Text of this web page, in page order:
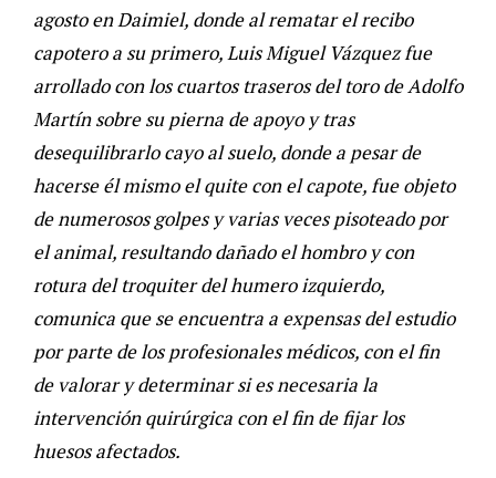
agosto en Daimiel, donde al rematar el recibo
capotero a su primero, Luis Miguel Vázquez fue
arrollado con los cuartos traseros del toro de Adolfo
Martín sobre su pierna de apoyo y tras
desequilibrarlo cayo al suelo, donde a pesar de
hacerse él mismo el quite con el capote, fue objeto
de numerosos golpes y varias veces pisoteado por
el animal, resultando dañado el hombro y con
rotura del troquiter del humero izquierdo,
comunica que se encuentra a expensas del estudio
por parte de los profesionales médicos, con el fin
de valorar y determinar si es necesaria la
intervención quirúrgica con el fin de fijar los
huesos afectados.